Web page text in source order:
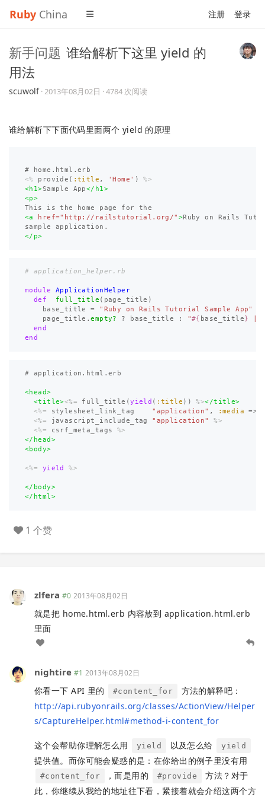
Ruby China 注册 登录
新手问题 谁给解析下这里 yield 的
用法
scuwolf ·2013年08月02日 · 4784 次阅读
谁给解析下下面代码里面两个 yield 的原理
<%
provide ( :title , 'Home' )
%>
<h1>Sample App</h1>
<p>
<a
href="http://railstutorial.org/" >Ruby on Rails
</p>
# application_helper.rb
module
ApplicationHelper
def
full_title ( page_title )
base_title
=
"Ruby on Rails Tutorial Sample App"
page_title .empty? ? base_title : "#{ base_title }
end
end
# application.html.erb
<head>
<title><%= full_title (yield ( :title )) %></title>
<%=
stylesheet_link_tag "application" , :media =>
<%=
javascript_include_tag "application"
%>
<%=
csrf_meta_tags
%>
</head>
<body>
<%= yield %>
</body>
</html>
1 个赞
zlfera #0 2013年08月02日
就是把 home.html.erb 内容放到 application.html.erb
里面
nightire #1 2013年08月02日
你看一下 API 里的 #content_for
方法的解释吧：
http://api.rubyonrails.org/classes/ActionView/Helper
s/CaptureHelper.html#method-i-content_for
这个会帮助你理解怎么用 yield 以及怎么给 yield
提供值。而你可能会疑惑的是：在你给出的例子里没有用
#content_for ，而是用的 #provide
方法？对于
此，你继续从我给的地址往下看，紧接着就会介绍这两个方